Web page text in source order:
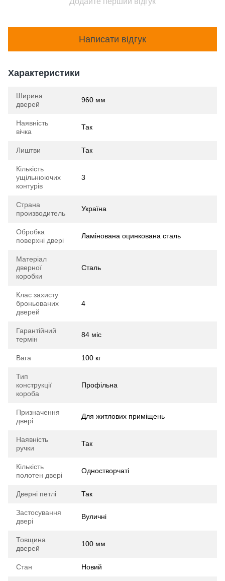
Написати відгук
Характеристики
Ширина
дверей
960 мм
Наявність
вічка
Так
Лиштви Так
Кількість
ущільнюючих
контурів
3
Страна
производитель
Україна
Обробка
поверхні двері
Ламінована оцинкована сталь
Матеріал
дверної
коробки
Сталь
Клас захисту
броньованих
дверей
4
Гарантійний
термін
84 міс
Вага 100 кг
Тип
конструкції
короба
Профільна
Призначення
двері
Для житлових приміщень
Наявність
ручки
Так
Кількість
полотен двері
Одностворчаті
Дверні петлі Так
Застосування
двері
Вуличні
Товщина
дверей
100 мм
Стан Новий